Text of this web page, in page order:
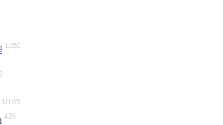
1050
31105
435